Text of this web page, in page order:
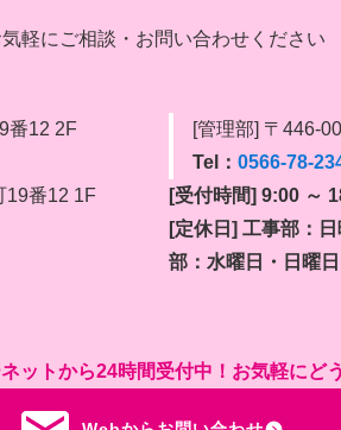
気軽にご相談・お問い合わせください
番12 2F
[管理部] 〒446-
Tel： 0566-78-
19番12 1F
[受付時間] 9:00 ～
[定休日] 工事部：
部：水曜日・日曜日
ットから24時間受付中！お気軽にど